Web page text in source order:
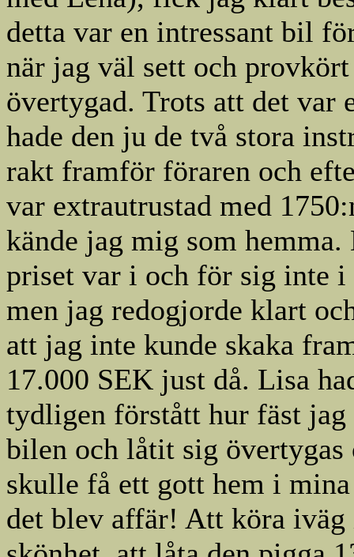
detta var en intressant bil
när jag väl sett och
övertygad. Trots att det var
hade den ju de två stora
rakt framför föraren och
var extrautrustad med
kände jag mig som hemma.
priset var i och för sig inte i
men jag redogjorde klart
att jag inte kunde skaka
17.000 SEK just då. Lisa
tydligen förstått hur fäst
bilen och låtit sig övertygas
skulle få ett gott hem i mina
det blev affär! Att köra iväg